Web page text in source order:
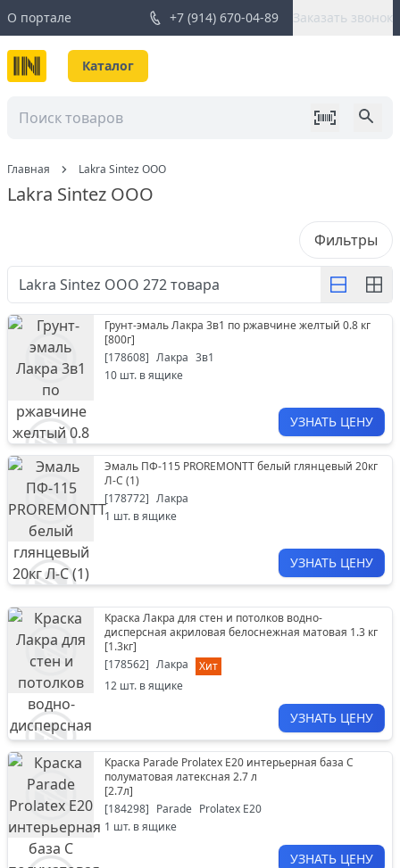
О портале +7 (914) 670-04-89 Заказать звонок
Каталог
Главная Lakra Sintez ООО
Lakra Sintez ООО
Фильтры
Lakra Sintez ООО 272товара
Грунт-эмаль Лакра 3в1 по ржавчине желтый 0.8 кг
[800г]
[178608] Лакра 3в1
10 шт. в ящике
УЗНАТЬ ЦЕНУ
Эмаль ПФ-115 PROREMONTT белый глянцевый 20кг
Л-С (1)
[178772] Лакра
1 шт. в ящике
УЗНАТЬ ЦЕНУ
Краска Лакра для стен и потолков водно-
дисперсная акриловая белоснежная матовая 1.3 кг
[1.3кг]
[178562] Лакра
Хит
12 шт. в ящике
УЗНАТЬ ЦЕНУ
Краска Parade Prolatex Е20 интерьерная база С
полуматовая латексная 2.7 л
[2.7л]
[184298] Parade Prolatex Е20
1 шт. в ящике
УЗНАТЬ ЦЕНУ